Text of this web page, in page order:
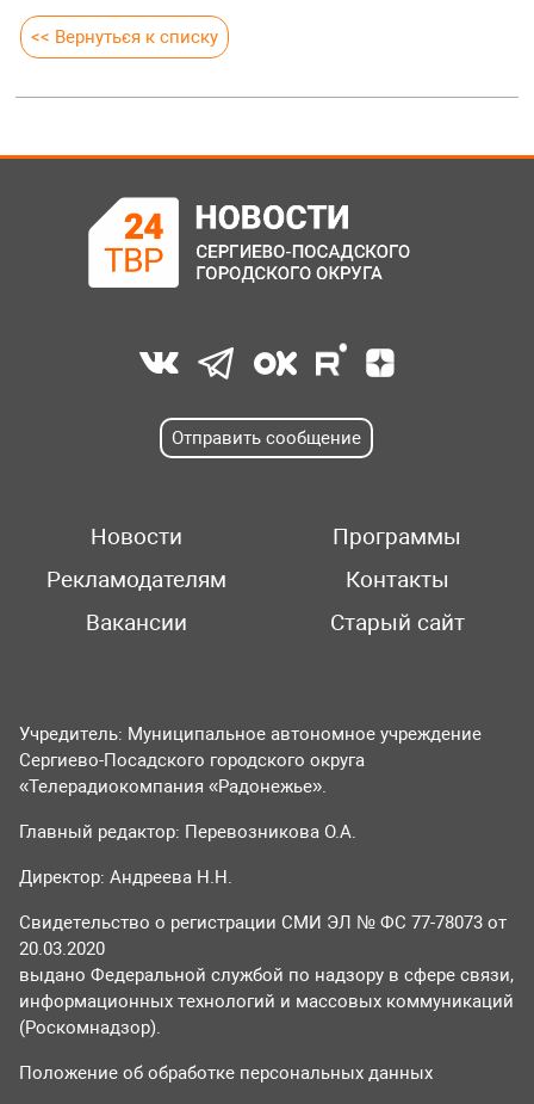
<< Вернуться к списку
Отправить сообщение
Новости
Программы
Рекламодателям
Контакты
Вакансии
Старый сайт
Учредитель: Муниципальное автономное учреждение
Сергиево-Посадского городского округа
«Телерадиокомпания «Радонежье».
Главный редактор: Перевозникова О.А.
Директор: Андреева Н.Н.
Свидетельство о регистрации СМИ ЭЛ № ФС 77-78073 от
20.03.2020
выдано Федеральной службой по надзору в сфере связи,
информационных технологий и массовых коммуникаций
(Роскомнадзор).
Положение об обработке персональных данных